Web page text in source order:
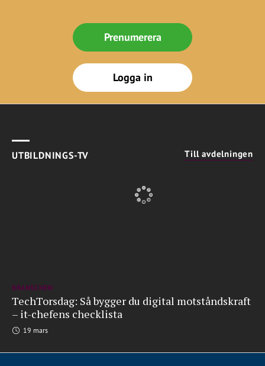
Prenumerera
Logga in
UTBILDNINGS-TV Till avdelningen
BRANSCHEN
TechTorsdag: Så bygger du digital motståndskraft
– it-chefens checklista
19 mars